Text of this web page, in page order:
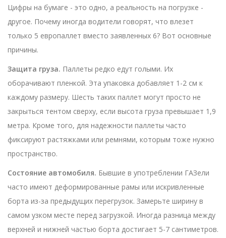
Цифры на бумаге - это одно, а реальность на погрузке -
другое. Почему иногда водители говорят, что влезет
только 5 европаллет вместо заявленных 6? Вот основные
причины.
Защита груза. Паллеты редко едут голыми. Их
оборачивают пленкой. Эта упаковка добавляет 1-2 см к
каждому размеру. Шесть таких паллет могут просто не
закрыться тентом сверху, если высота груза превышает 1,9
метра. Кроме того, для надежности паллеты часто
фиксируют растяжками или ремнями, которым тоже нужно
пространство.
Состояние автомобиля. Бывшие в употреблении ГАЗели
часто имеют деформированные рамы или искривленные
борта из-за предыдущих перегрузок. Замерьте ширину в
самом узком месте перед загрузкой. Иногда разница между
верхней и нижней частью борта достигает 5-7 сантиметров.